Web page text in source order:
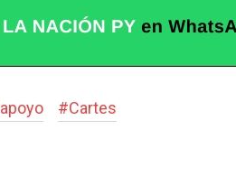
apoyo #Cartes